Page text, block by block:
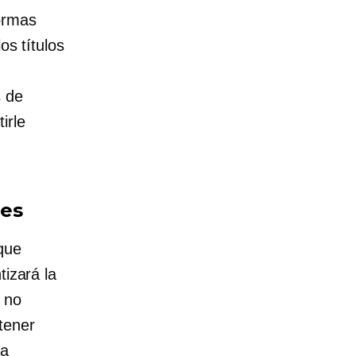
títulos
de
la
no